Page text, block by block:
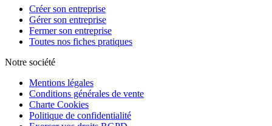
Créer son entreprise
Gérer son entreprise
Fermer son entreprise
Toutes nos fiches pratiques
Notre société
Mentions légales
Conditions générales de vente
Charte Cookies
Politique de confidentialité